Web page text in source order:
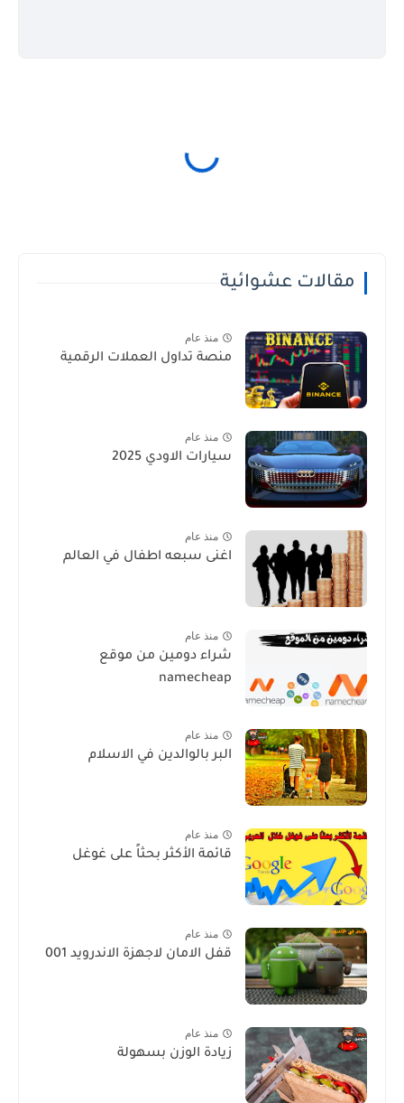
مقالات عشوائية
منذ عام
منصة تداول العملات الرقمية
منذ عام
سيارات الاودي 2025
منذ عام
اغنى سبعه اطفال في العالم
منذ عام
شراء دومين من موقع
namecheap
منذ عام
البر بالوالدين في الاسلام
منذ عام
قائمة الأكثر بحثاً على غوغل
منذ عام
قفل الامان لاجهزة الاندرويد 001
منذ عام
زيادة الوزن بسهولة